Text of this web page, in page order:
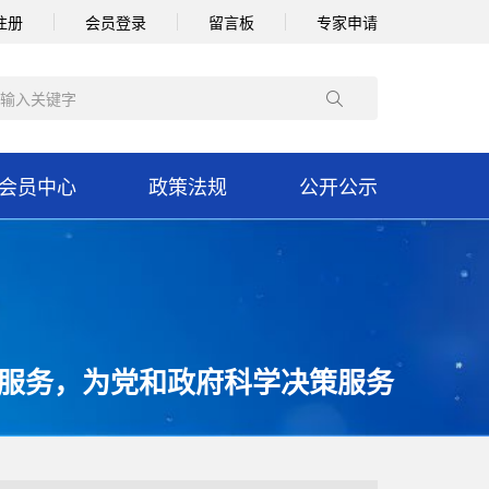
册 会员登录 留言板 专家申请
会员中心 政策法规 公开公示
务，为党和政府科学决策服务